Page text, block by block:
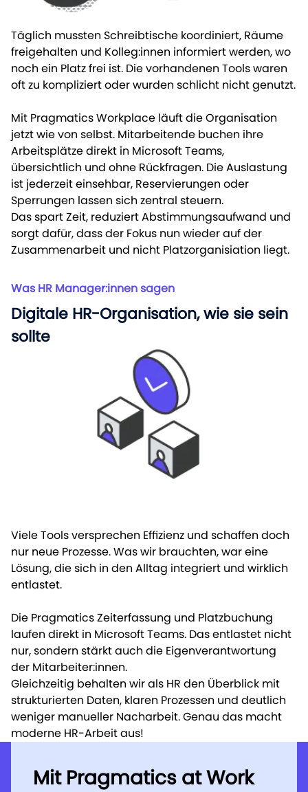
Täglich mussten Schreibtische koordiniert, Räume
freigehalten und Kolleg:innen informiert werden, wo
noch ein Platz frei ist. Die vorhandenen Tools waren
oft zu kompliziert oder wurden schlicht nicht genutzt.
Mit Pragmatics Workplace läuft die Organisation
jetzt wie von selbst. Mitarbeitende buchen ihre
Arbeitsplätze direkt in Microsoft Teams,
übersichtlich und ohne Rückfragen. Die Auslastung
ist jederzeit einsehbar, Reservierungen oder
Sperrungen lassen sich zentral steuern.
Das spart Zeit, reduziert Abstimmungsaufwand und
sorgt dafür, dass der Fokus nun wieder auf der
Zusammenarbeit und nicht Platzorganisiation liegt.
Was HR Manager:innen sagen
Digitale HR-Organisation, wie sie sein
sollte
Viele Tools versprechen Effizienz und schaffen doch
nur neue Prozesse. Was wir brauchten, war eine
Lösung, die sich in den Alltag integriert und wirklich
entlastet.
Die Pragmatics Zeiterfassung und Platzbuchung
laufen direkt in Microsoft Teams. Das entlastet nicht
nur, sondern stärkt auch die Eigenverantwortung
der Mitarbeiter:innen.
Gleichzeitig behalten wir als HR den Überblick mit
strukturierten Daten, klaren Prozessen und deutlich
weniger manueller Nacharbeit. Genau das macht
moderne HR-Arbeit aus!
Mit Pragmatics at Work
Mit Pragmatics at Work
Mit Pragmatics at Work